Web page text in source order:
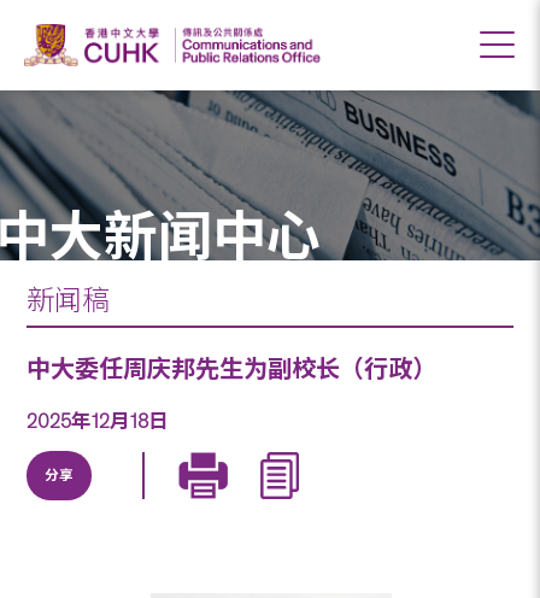
大新闻中心
新闻稿
中大委任周庆邦先生为副校长（行政）
2025年12月18日
分享